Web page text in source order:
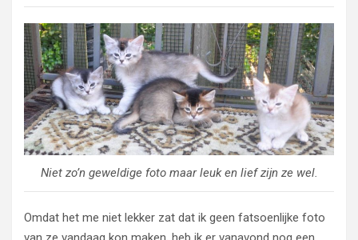
Niet zo’n geweldige foto maar leuk en lief zijn ze wel.
Omdat het me niet lekker zat dat ik geen fatsoenlijke foto